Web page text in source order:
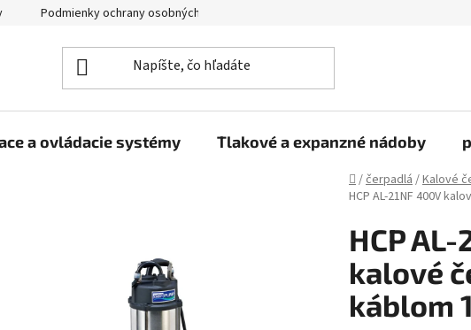
Podmienky ochrany osobných údajov
a ovládacie systémy Tlakové a expanzné nádoby
Domov
/čerpadlá/Kalové
HCP AL-21NF 400V
HCP
kalové
káblom